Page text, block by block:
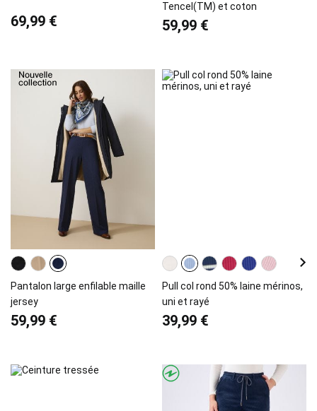
69,99 €
Tencel(TM) et coton
59,99 €
Pantalon large enfilable maille
jersey
59,99 €
Pull col rond 50% laine mérinos,
uni et rayé
39,99 €